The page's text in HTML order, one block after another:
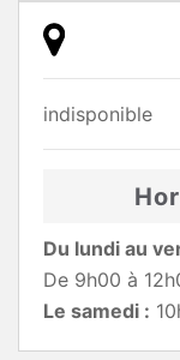
indisponible
Du lundi au
De 9h00 à
Le samedi :